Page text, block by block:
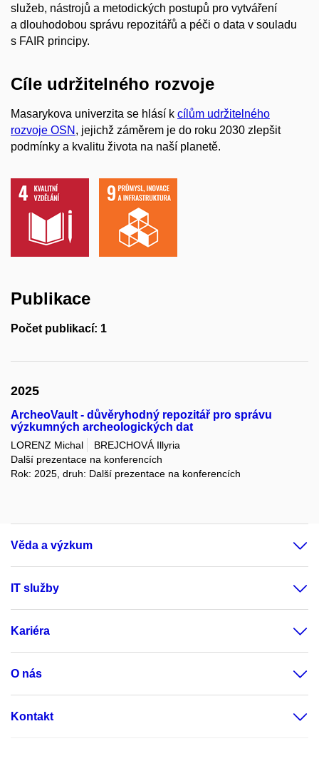
služeb, nástrojů a metodických postupů pro vytváření
a dlouhodobou správu repozitářů a péči o data v souladu
s FAIR principy.
Cíle udržitelného rozvoje
Masarykova univerzita se hlásí k cílům udržitelného
rozvoje OSN , jejichž záměrem je do roku 2030 zlepšit
podmínky a kvalitu života na naší planetě.
Publikace
Počet publikací: 1
2025
ArcheoVault - důvěryhodný repozitář pro správu
výzkumných archeologických dat
LORENZ Michal
BREJCHOVÁ Illyria
Další prezentace na konferencích
Rok: 2025, druh: Další prezentace na konferencích
Věda a výzkum
IT služby
Kariéra
O nás
Kontakt